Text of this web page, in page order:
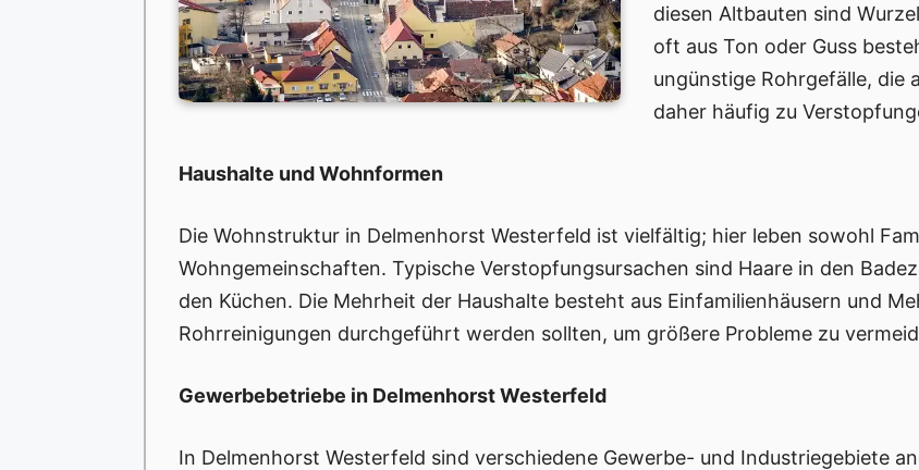
diesen Altbauten sind
oft aus Ton oder Guss
ungünstige Rohrgefälle, die
daher häufig zu
Haushalte und Wohnformen
Die Wohnstruktur in Delmenhorst Westerfeld ist vielfältig; hier leben sowohl
Wohngemeinschaften. Typische Verstopfungsursachen sind Haare in den
den Küchen. Die Mehrheit der Haushalte besteht aus Einfamilienhäusern und
Rohrreinigungen durchgeführt werden sollten, um größere Probleme zu
Gewerbebetriebe in Delmenhorst Westerfeld
In Delmenhorst Westerfeld sind verschiedene Gewerbe- und Industriegebiete